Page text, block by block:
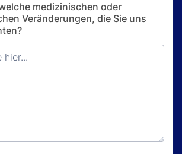
medizinischen oder
Veränderungen, die Sie uns